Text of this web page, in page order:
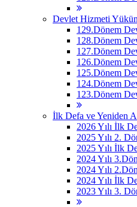
Devlet Hizmeti
129.Dönem
128.Dönem
127.Dönem
126.Dönem
125.Dönem
124.Dönem
123.Dönem
İlk Defa ve Yeniden
2026 Yılı İlk
2025 Yılı 2.
2025 Yılı İlk
2024 Yılı
2024 Yılı
2024 Yılı İlk
2023 Yılı 3.